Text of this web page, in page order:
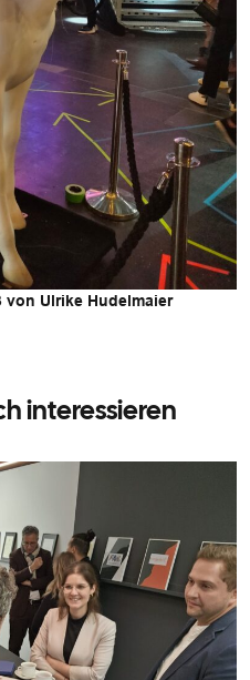
von Ulrike Hudelmaier
interessieren